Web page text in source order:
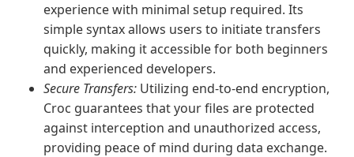
experience with minimal setup required. Its
simple syntax allows users to initiate transfers
quickly, making it accessible for both beginners
and experienced developers.
Secure Transfers: Utilizing end-to-end encryption,
Croc guarantees that your files are protected
against interception and unauthorized access,
providing peace of mind during data exchange.